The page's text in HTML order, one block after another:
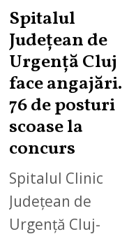
Spitalul
Județean de
Urgență Cluj
face angajări.
76 de posturi
scoase la
concurs
Spitalul Clinic
Județean de
Urgență Cluj-